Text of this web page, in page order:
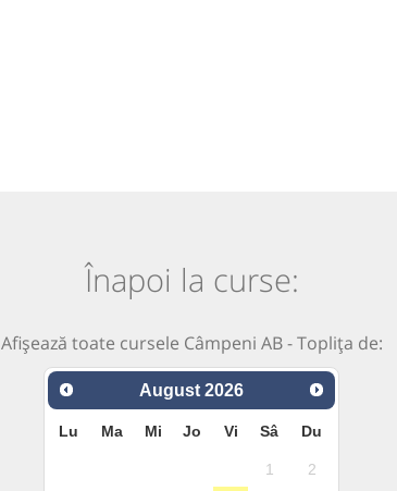
Înapoi la curse:
Afișează toate cursele Câmpeni AB - Toplița de:
August 2026
Lu Ma Mi Jo Vi Sâ Du
1
2